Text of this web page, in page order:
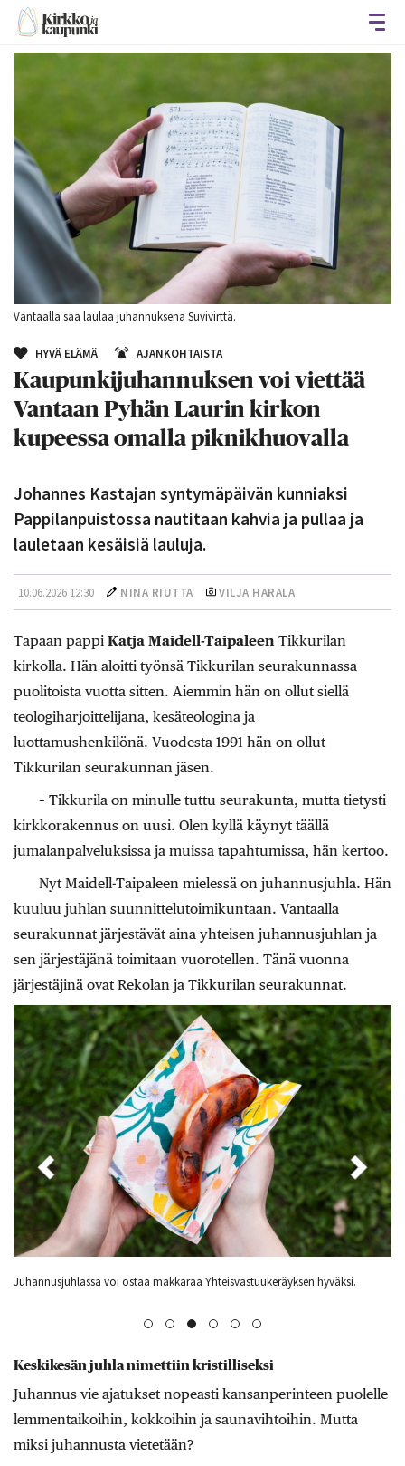
Vantaalla saa laulaa juhannuksena Suvivirttä.
HYVÄ ELÄMÄ AJANKOHTAISTA
Kaupunkijuhannuksen voi viettää
Vantaan Pyhän Laurin kirkon
kupeessa omalla piknikhuovalla
Johannes Kastajan syntymäpäivän kunniaksi
Pappilanpuistossa nautitaan kahvia ja pullaa ja
lauletaan kesäisiä lauluja.
10.06.2026 12:30 NINA RIUTTA VILJA HARALA
Tapaan pappi Katja Maidell-Taipaleen Tikkurilan
kirkolla. Hän aloitti työnsä Tikkurilan seurakunnassa
puolitoista vuotta sitten. Aiemmin hän on ollut siellä
teologiharjoittelijana, kesäteologina ja
luottamushenkilönä. Vuodesta 1991 hän on ollut
Tikkurilan seurakunnan jäsen.
– Tikkurila on minulle tuttu seurakunta, mutta tietysti
kirkkorakennus on uusi. Olen kyllä käynyt täällä
jumalanpalveluksissa ja muissa tapahtumissa, hän kertoo.
Nyt Maidell-Taipaleen mielessä on juhannusjuhla. Hän
kuuluu juhlan suunnittelutoimikuntaan. Vantaalla
seurakunnat järjestävät aina yhteisen juhannusjuhlan ja
sen järjestäjänä toimitaan vuorotellen. Tänä vuonna
järjestäjinä ovat Rekolan ja Tikkurilan seurakunnat.
voi ostaa makkaraa Yhteisvastuukeräyksen hyväksi. Koivun
Keskikesän juhla nimettiin kristilliseksi
Juhannus vie ajatukset nopeasti kansanperinteen puolelle
lemmentaikoihin, kokkoihin ja saunavihtoihin. Mutta
miksi juhannusta vietetään?